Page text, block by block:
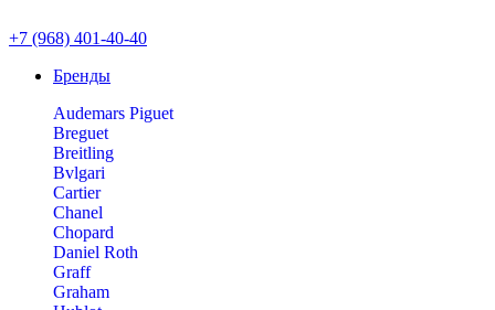
+7 (968) 401-40-40
Бренды
Audemars Piguet
Breguet
Breitling
Bvlgari
Cartier
Chanel
Chopard
Daniel Roth
Graff
Graham